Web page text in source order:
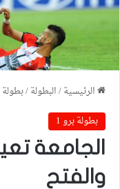
الرئيسية/البطولة/بطولة
بطولة برو 1
الجامعة
والفتح